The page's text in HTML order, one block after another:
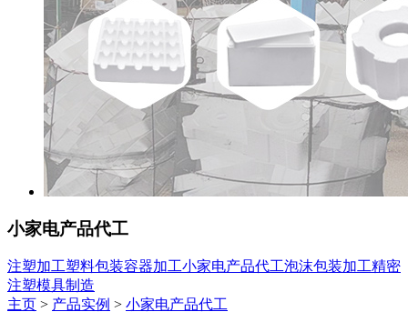
小家电产品代工
注塑加工塑料包装容器加工小家电产品代工泡沫包装加工精密
注塑模具制造
主页 > 产品实例 > 小家电产品代工